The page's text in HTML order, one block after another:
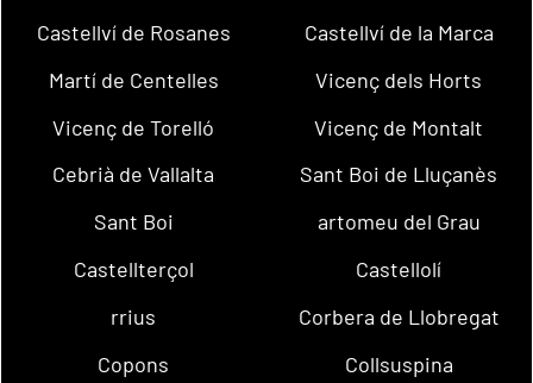
Castellví de Rosanes
Castellví de la Marca
Martí de Centelles
Vicenç dels Horts
Vicenç de Torelló
Vicenç de Montalt
Cebrià de Vallalta
Sant Boi de Lluçanès
Sant Boi
artomeu del Grau
Castellterçol
Castellolí
rrius
Corbera de Llobregat
Copons
Collsuspina